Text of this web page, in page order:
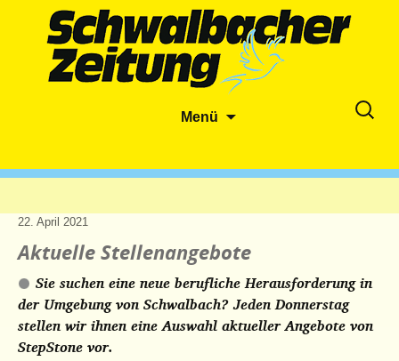
Menü
Suche
22. April 2021
Aktuelle Stellenangebote
Sie suchen eine neue berufliche Herausforderung in
der Umgebung von Schwalbach? Jeden Donnerstag
stellen wir ihnen eine Auswahl aktueller Angebotevon
StepStone vor.